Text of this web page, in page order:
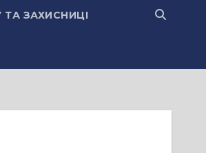
ТА ЗАХИСНИЦІ